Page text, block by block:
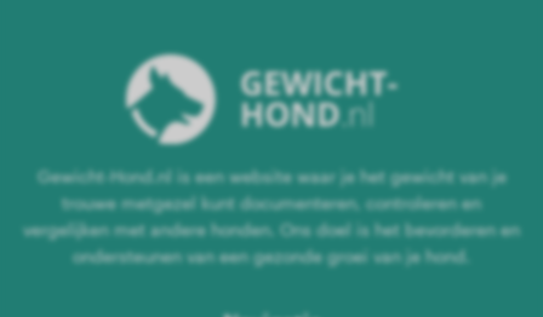
Gewicht-Hond.nl is een website waar je het gewicht van je
trouwe metgezel kunt documenteren, controleren en
vergelijken met andere honden. Ons doel is het bevorderen en
ondersteunen van een gezonde groei van je hond.